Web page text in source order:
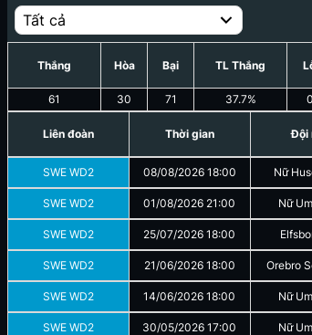
Tất cả
Thắng
61
Hòa
30
Bại
71
TL Thắng
37.7% 0
Liên đoàn Thời gian Đội
SWE WD2 08/08/2026 18:00 Nữ
SWE WD2 01/08/2026 21:00 Nữ
SWE WD2 25/07/2026 18:00
SWE WD2 21/06/2026 18:00 Orebro
SWE WD2 14/06/2026 18:00 Nữ
SWE WD2 30/05/2026 17:00 Nữ